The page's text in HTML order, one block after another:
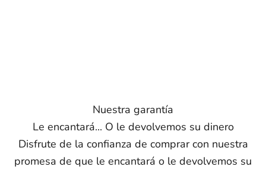
Nuestra garantía
Le encantará... O le devolvemos su dinero
Disfrute de la confianza de comprar con nuestra
promesa de que le encantará o le devolvemos su